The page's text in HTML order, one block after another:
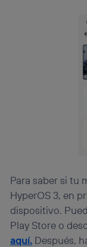
Para saber si tu
HyperOS 3, en
dispositivo.
Play Store o
aquí. Después,
Este
que cualquier
consienta el
identificador.
Si utilizas una
actividades
que hayan
“Administrar
visitando el
(“consenthub”)
la política de